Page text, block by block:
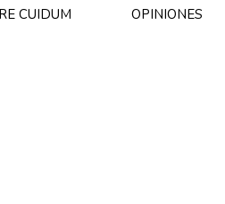
CUIDUM OPINIONES